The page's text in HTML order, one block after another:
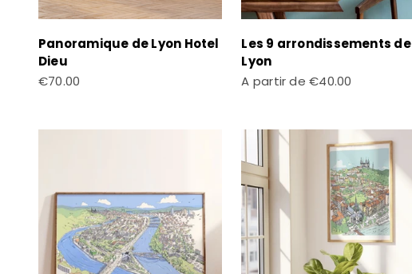
Panoramique de Lyon Hotel
Dieu
Prix de vente
€70.00
Les 9 arrondissements de
Lyon
Prix de vente
A partir de€40.00